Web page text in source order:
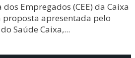
Empregados (CEE) da Caixa
apresentada pelo
Saúde Caixa,...